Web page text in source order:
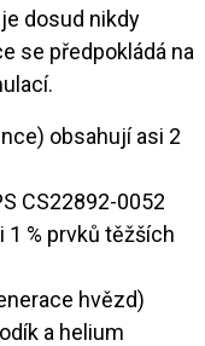
dosud nikdy
se předpokládá na
obsahují asi 2
CS22892-0052
1 % prvků těžších
hvězd)
a helium